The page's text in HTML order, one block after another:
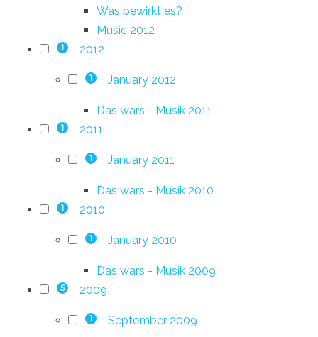
Was bewirkt es?
Music 2012
1 2012
1 January 2012
Das wars - Musik 2011
1 2011
1 January 2011
Das wars - Musik 2010
1 2010
1 January 2010
Das wars - Musik 2009
5 2009
1 September 2009